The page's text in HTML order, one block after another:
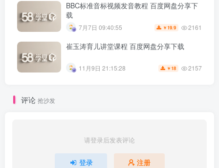
BBC标准音标视频发音教程 百度网盘分享下
载
7月7日 09:40:55 ￥ 19.9 2161
崔玉涛育儿讲堂课程 百度网盘分享下载
11月9日 21:15:28 ￥ 18 2157
评论 抢沙发
请登录后发表评论
登录 注册